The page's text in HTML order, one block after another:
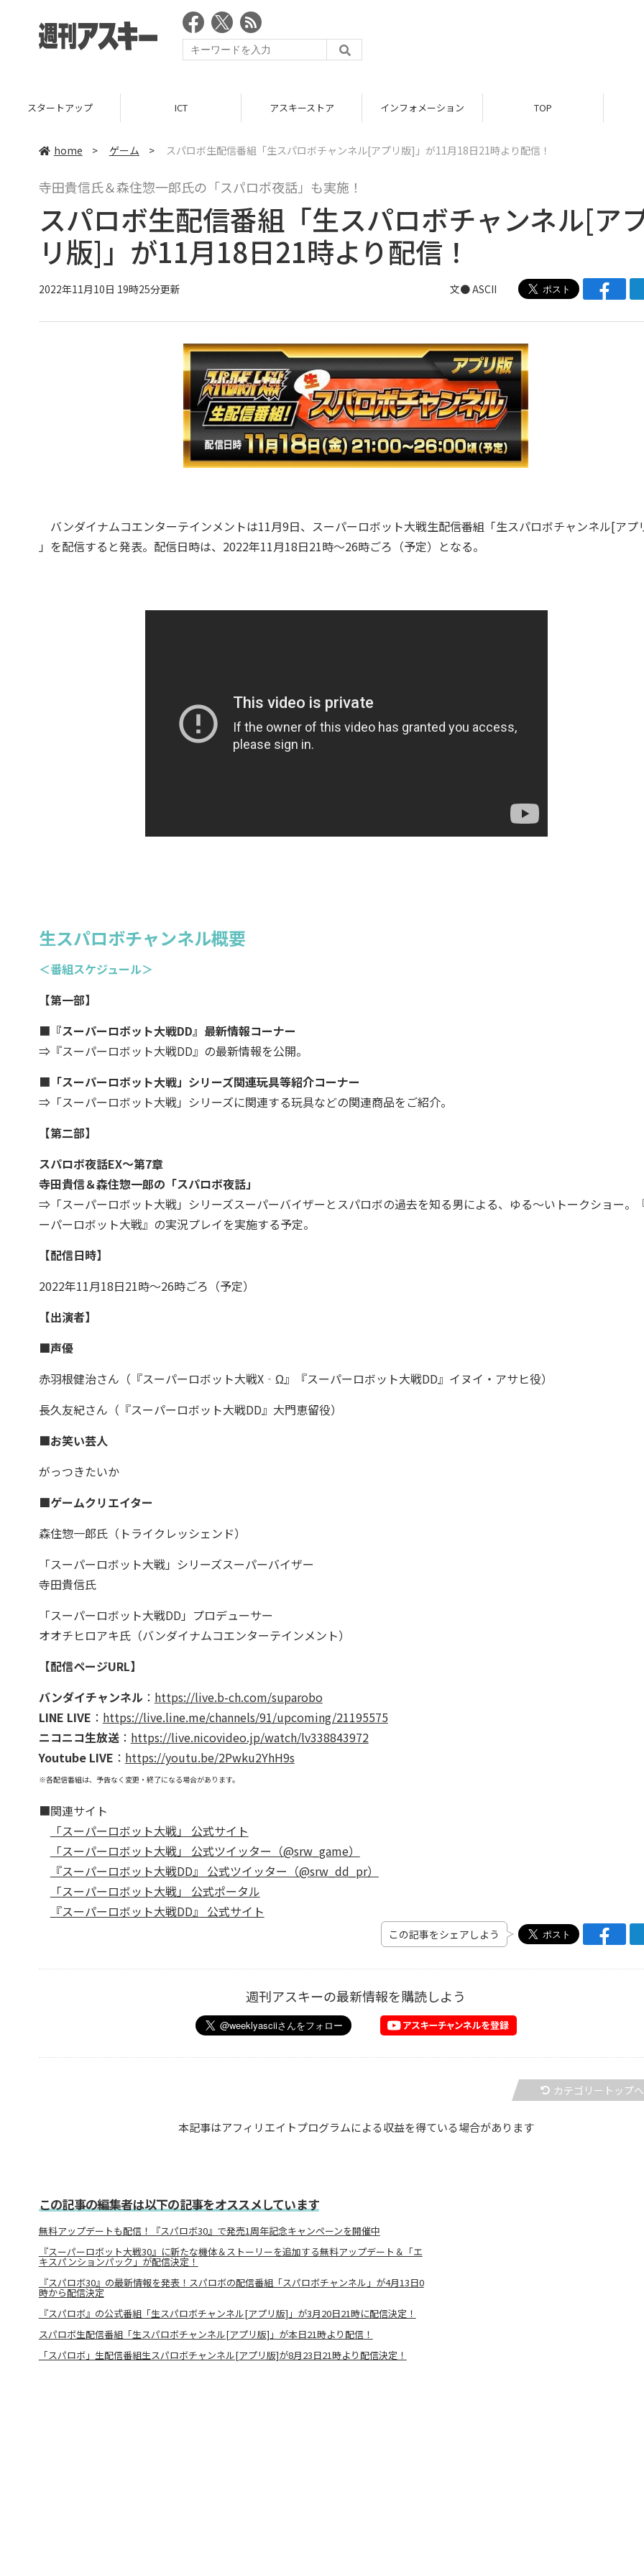
スタートアップ ICT アスキーストア インフォメーション TOP
home > ゲーム > スパロボ生配信番組「生スパロボチャンネル[アプリ版]」が11月18日21時より配信！
寺田貴信氏＆森住惣一郎氏の「スパロボ夜話」も実施！
スパロボ生配信番組「生スパロボチャンネル[ア
リ版]」が11月18日21時より配信！
2022年11月10日 19時25分更新 文● ASCII
バンダイナムコエンターテインメントは11月9日、スーパーロボット大戦生配信番組「生スパロボチャンネル[アプ
」を配信すると発表。配信日時は、2022年11月18日21時～26時ごろ（予定）となる。
生スパロボチャンネル概要
＜番組スケジュール＞
【第一部】
■ 『スーパーロボット大戦DD』最新情報コーナー
⇒『スーパーロボット大戦DD』の最新情報を公開。
■ 「スーパーロボット大戦」シリーズ関連玩具等紹介コーナー
⇒「スーパーロボット大戦」シリーズに関連する玩具などの関連商品をご紹介。
【第二部】
スパロボ夜話EX～第7章
寺田貴信＆森住惣一郎の「スパロボ夜話」
⇒「スーパーロボット大戦」シリーズスーパーバイザーとスパロボの過去を知る男による、ゆる～いトークショー。
ーパーロボット大戦』の実況プレイを実施する予定。
【配信日時】
2022年11月18日21時～26時ごろ（予定）
【出演者】
■声優
赤羽根健治さん（『スーパーロボット大戦X‐Ω』『スーパーロボット大戦DD』イヌイ・アサヒ役）
長久友紀さん（『スーパーロボット大戦DD』大門恵留役）
■お笑い芸人
がっつきたいか
■ゲームクリエイター
森住惣一郎氏（トライクレッシェンド）
「スーパーロボット大戦」シリーズスーパーバイザー
寺田貴信氏
「スーパーロボット大戦DD」プロデューサー
オオチヒロアキ氏（バンダイナムコエンターテインメント）
【配信ページURL】
バンダイチャンネル ： https://live.b-ch.com/suparobo
LINE LIVE ： https://live.line.me/channels/91/upcoming/21195575
ニコニコ生放送： https://live.nicovideo.jp/watch/lv338843972
Youtube LIVE ： https://youtu.be/2Pwku2YhH9s
※各配信番組は、予告なく変更・終了になる場合があります。
■関連サイト
「スーパーロボット大戦」 公式サイト
「スーパーロボット大戦」 公式ツイッター（@srw_game）
『スーパーロボット大戦DD』 公式ツイッター（@srw_dd_pr）
「スーパーロボット大戦」 公式ポータル
『スーパーロボット大戦DD』 公式サイト
この記事をシェアしよう
週刊アスキーの最新情報を購読しよう
カテゴリートップへ
本記事はアフィリエイトプログラムによる収益を得ている場合があります
この記事の編集者は以下の記事をオススメしています
無料アップデートも配信！『スパロボ30』で発売1周年記念キャンペーンを開催中
『スーパーロボット大戦30』に新たな機体＆ストーリーを追加する無料アップデート＆「エ
キスパンションパック」が配信決定！
『スパロボ30』の最新情報を発表！スパロボの配信番組「スパロボチャンネル」が4月13日0
時から配信決定
『スパロボ』の公式番組「生スパロボチャンネル[アプリ版]」が3月20日21時に配信決定！
スパロボ生配信番組「生スパロボチャンネル[アプリ版]」が本日21時より配信！
「スパロボ」生配信番組生スパロボチャンネル[アプリ版]が8月23日21時より配信決定！